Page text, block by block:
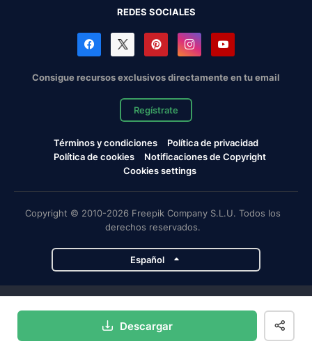
Descargar
REDES SOCIALES
Consigue recursos exclusivos directamente en tu email
Regístrate
Términos y condiciones
Política de privacidad
Política de cookies
Notificaciones de Copyright
Cookies settings
Copyright © 2010-2026 Freepik Company S.L.U. Todos los
derechos reservados.
Español
Magnific Flaticon